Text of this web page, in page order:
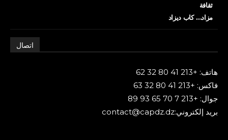
ثقافة
مزاد… كاب ديزاد
اتصال
هاتف: +213 41 80 32 62
فاكس: +213 41 80 32 63
جوال: +213 7 70 65 93 89
بريد إلكتروني:contact@capdz.dz